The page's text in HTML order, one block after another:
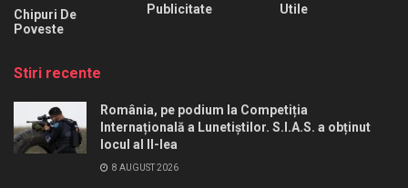
Chipuri De
Poveste
Publicitate
Utile
Stiri recente
România, pe podium la Competiția
Internațională a Lunetiștilor. S.I.A.S. a obținut
locul al II-lea
8 AUGUST 2026